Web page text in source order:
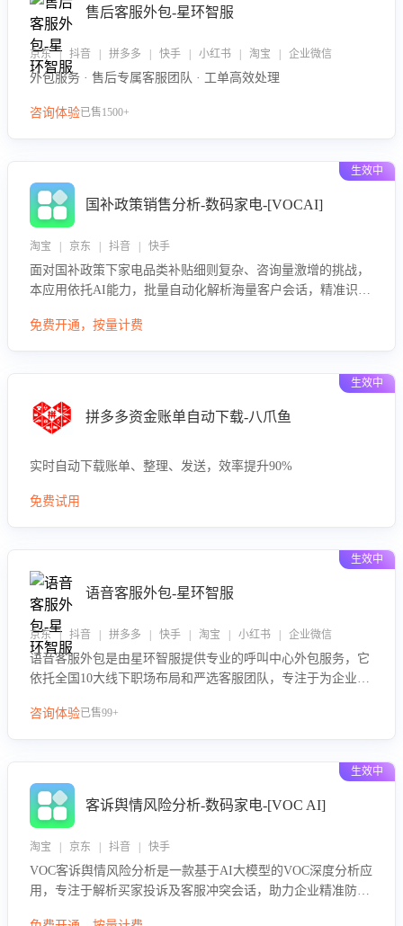
售后客服外包-星环智服
京东 | 抖音 | 拼多多 | 快手 | 小红书 | 淘宝 | 企业微信
外包服务 · 售后专属客服团队 · 工单高效处理
咨询体验已售1500+
生效中
国补政策销售分析-数码家电-[VOCAI]
淘宝 | 京东 | 抖音 | 快手
面对国补政策下家电品类补贴细则复杂、咨询量激增的挑战，
本应用依托AI能力，批量自动化解析海量客户会话，精准识别
向，深度洞察决策动因。同时全面评估客服团队政策解读准确
免费开通，按量计费
生效中
拼多多资金账单自动下载-八爪鱼
实时自动下载账单、整理、发送，效率提升90%
免费试用
生效中
语音客服外包-星环智服
京东 | 抖音 | 拼多多 | 快手 | 淘宝 | 小红书 | 企业微信
语音客服外包是由星环智服提供专业的呼叫中心外包服务，它
依托全国10大线下职场布局和严选客服团队，专注于为企业提
队和智能工具提升语音客服服务效率和质量，帮助企业实现降
咨询体验已售99+
生效中
客诉舆情风险分析-数码家电-[VOC AI]
淘宝 | 京东 | 抖音 | 快手
VOC客诉舆情风险分析是一款基于AI大模型的VOC深度分析应
用，专注于解析买家投诉及客服冲突会话，助力企业精准防控